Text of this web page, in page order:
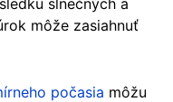
môže zasiahnuť
počasia môžu